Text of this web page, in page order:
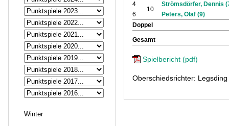
Winter
4
6
10
Strömsdörfer, Dennis
Peters, Olaf (9)
Doppel
Gesamt
Spielbericht (pdf)
Oberschiedsrichter: Legsding